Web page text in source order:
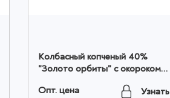
Колбасный копченый 40%
"Золото орбиты" с окороком
Опт. цена
Узнать